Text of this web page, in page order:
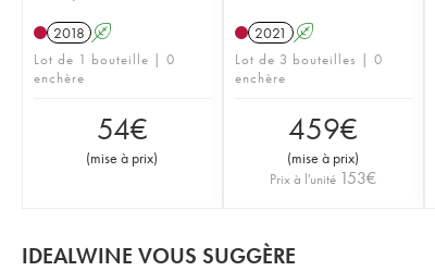
2018 A
Lot de 1 bouteille | 0
enchère
54€
(mise à prix)
2021 A
Lot de 3 bouteilles | 0
enchère
459€
(mise à prix)
Prix à l'unité 153€
IDEALWINE VOUS SUGGÈRE